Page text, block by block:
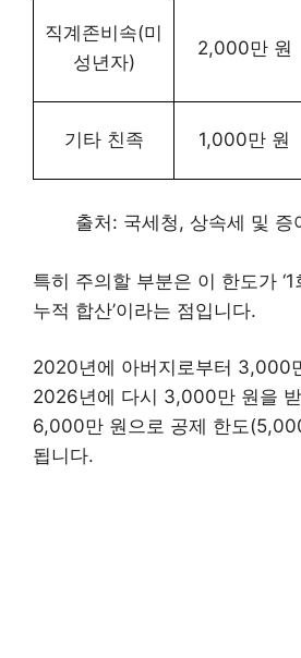
직계존비속(미
성년자)
2,000만 원
기타 친족 1,000만 원
출처: 국세청, 상속세 및 증
특히 주의할 부분은 이 한도가 ‘1
누적 합산’이라는 점입니다.
2020년에 아버지로부터 3,000
2026년에 다시 3,000만 원을
6,000만 원으로 공제 한도
됩니다.